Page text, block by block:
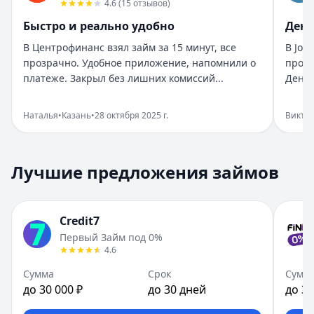
Рейтинг:
Организация: Бюджет
Дата: 28 октября 2025 г.
Взяла займ в Бюджет срочно нужны были деньги.
Помогли в нужный момент
Организация:Монеза
Срочно понадобились деньги, Монеза выручила.
Рейтинг:
Организация:Привет, сосед!
Город:Екатеринбург
28 октября 2025 г.
В Привет, сосед! оформила займ за пару минут.
Быстро и реально удобно
Рейтинг:4
4.6(15 отзывов)
Быстро и реально удобно
В Центрофинанс взял займ за 15 минут, все
прозрачно. Удобное приложение, напомнили о
платеже. Закрыл без лишних комиссий...
Наталья•Казань•28 октября 2025 г.
В
Лучшие предложения займов
Credit7
Первый Займ под 0%
4.6
Сумма
до 30 000 ₽
Срок
до 30 дней до